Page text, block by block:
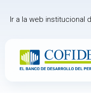
Ir a la web institucional